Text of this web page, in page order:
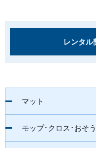
レンタル
マット
モップ･クロス･おそ